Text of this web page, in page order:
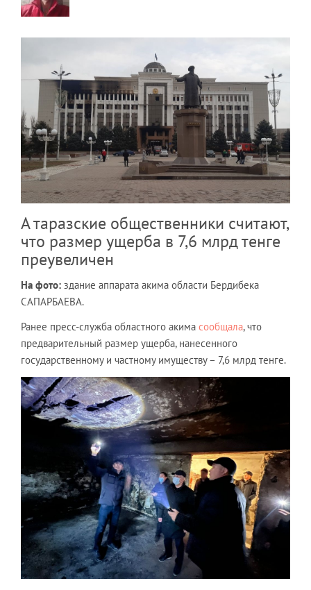
А таразские общественники считают,
что размер ущерба в 7,6 млрд тенге
преувеличен
На фото: здание аппарата акима области Бердибека
САПАРБАЕВА.
Ранее пресс-служба областного акима сообщала, что
предварительный размер ущерба, нанесенного
государственному и частному имуществу – 7,6 млрд тенге.